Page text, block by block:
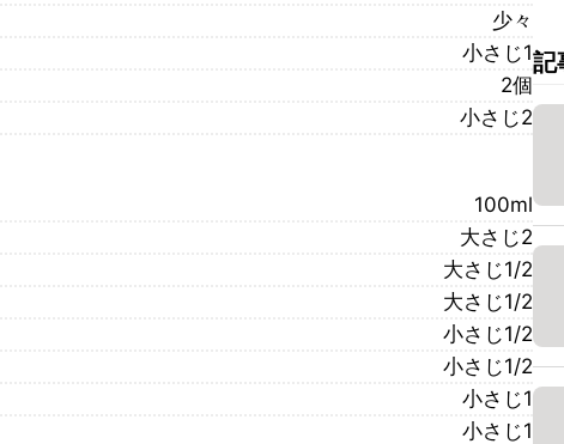
少々
小さじ1
2個
小さじ2
100ml
大さじ2
大さじ1/2
大さじ1/2
小さじ1/2
小さじ1/2
小さじ1
小さじ1
記